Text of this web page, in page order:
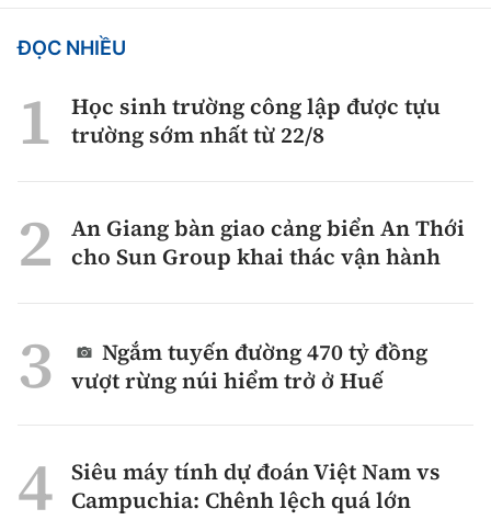
ĐỌC NHIỀU
Học sinh trường công lập được tựu
trường sớm nhất từ 22/8
An Giang bàn giao cảng biển An Thới
cho Sun Group khai thác vận hành
Ngắm tuyến đường 470 tỷ đồng
vượt rừng núi hiểm trở ở Huế
Siêu máy tính dự đoán Việt Nam vs
Campuchia: Chênh lệch quá lớn